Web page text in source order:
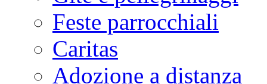
Feste parrocchiali
Caritas
Adozione a distanza